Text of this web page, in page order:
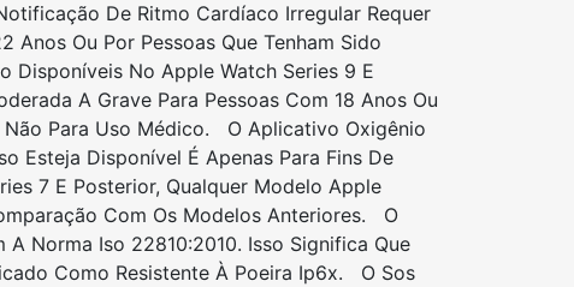
De Ritmo Cardíaco Irregular Requer
Anos Ou Por Pessoas Que Tenham Sido
No Apple Watch Series 9 E
A Grave Para Pessoas Com 18 Anos Ou
Para Uso Médico. O Aplicativo Oxigênio
Esteja Disponível É Apenas Para Fins De
7 E Posterior, Qualquer Modelo Apple
Com Os Modelos Anteriores. O
Norma Iso 22810:2010. Isso Significa Que
Como Resistente À Poeira Ip6x. O Sos